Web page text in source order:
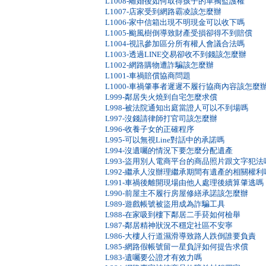
L1007-店家受到網路霸凌該怎麼辦
L1006-家中信箱出現不明現金可以收下嗎
L1005-颱風樹倒導致財產受損卻得不到賠償
L1004-視訊參加區分所有權人會議合法嗎
L1003-透過LINE交易卻收不到錢該怎麼辦
L1002-網路購物遭詐騙該怎麼辦
L1001-車禍賠償協商問題
L1000-車禍肇事者遲遲不履行協商內容該怎麼
L999-鄰居失火燒到自宅怎麼求償
L998-被法院通知出庭當證人可以不到場嗎
L997-沒錢請律師打官司該怎麼辦
L996-收養子女的正確程序
L995-可以無視Line對話中的承諾嗎
L994-沒遺囑的情況下要怎麼分配遺產
L993-盜用別人電商平台的商品照片跟文字犯法
L992-繼承人沒辦理繼承期間有遺產的相關權利
L991-車禍後離開現場由他人處理後續算肇逃嗎
L990-前屋主不履行房屋修繕承諾該怎麼辦
L989-遊戲帳號被盜用成為詐騙工具
L988-在家吸到樓下鄰居二手菸如何檢舉
L987-鄰居精神狀況不穩定社區不安寧
L986-大樓人行道濕滑導致路人跌倒誰要負責
L985-網路假帳號留一星負評如何提告求償
L983-遺囑要公證才有效力嗎